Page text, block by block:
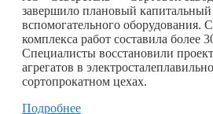
завершило плановый
вспомогательного оборудования.
комплекса работ составила более
Специалисты восстановили
агрегатов в
сортопрокатном цехах.
Подробнее